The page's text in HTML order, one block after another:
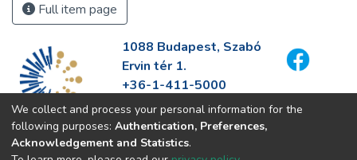
Full item page
1088 Budapest, Szabó
Ervin tér 1.
+36-1-411-5000
info@fszek.hu
https://fszek.hu
We collect and process your personal information for the
following purposes: Authentication, Preferences,
Acknowledgement and Statistics.